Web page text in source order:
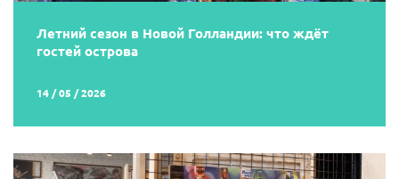
Летний сезон в Новой Голландии: что ждёт
гостей острова
14 / 05 / 2026